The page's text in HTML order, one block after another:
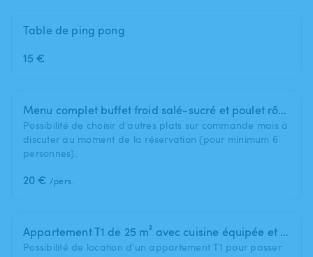
Table de ping pong
15 €
Menu complet buffet froid salé-sucré et poulet rôti ou grillades tout fait maison avec boissons non alcoolisées (pour minimum 6 personnes)
Possibilité de choisir d'autres plats sur commande mais à
discuter au moment de la réservation (pour minimum 6
personnes).
20 € /pers.
Appartement T1 de 25 m² avec cuisine équipée et salle d'eau avec douche chaude pour 2 à 4 personnes
Possibilité de location d'un appartement T1 pour passer